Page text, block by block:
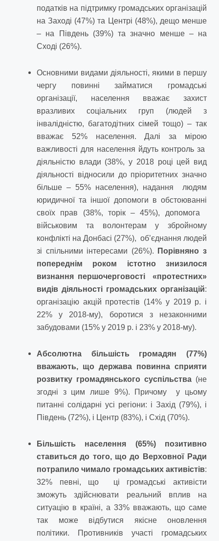
податків на підтримку громадських організацій
на Заході (47%) та Центрі (48%), дещо менше
– на Південь (39%) та значно менше – на
Сході (26%).
Основними видами діяльності, якими в першу
чергу повинні займатися громадські
організації, населення вважає захист
вразливих соцiальних груп (людей з
iнвалiдністю, багатодiтних сiмей тощо) – так
вважає 52% населення. Далі за мірою
важливості для населення йдуть контроль за
діяльністю влади (38%, у 2018 році цей вид
діяльності відносили до пріоритетних значно
більше – 55% населення), надання людям
юридичної та іншої допомоги в обстоюванні
своїх прав (38%, торік – 45%), допомога
військовим та волонтерам у збройному
конфлікті на Донбасі (27%), об’єднання людей
зі спільними інтересами (26%).
Порівняно з
попереднім роком істотно знизилося
визнання першочерговості «протестних»
видів діяльності громадських організацій:
організацію акцій протестів (14% у 2019 р. і
22% у 2018-му), боротися з незаконними
забудовами (15% у 2019 р. і 23% у 2018-му).
Абсолютна більшість громадян (77%)
вважають, що держава повинна сприяти
розвитку громадянського суспільства (не
згодні з цим лише 9%). Причому у цьому
питанні солідарні усі регіони: і Захід (79%), і
Південь (72%), і Центр (83%), і Схід (70%).
Більшість населення (65%) позитивно
ставиться до того, що до Верховної Ради
потрапило чимало громадських активістів:
32% певні, що ці громадські активісти
зможуть здійснювати реальний вплив на
ситуацію в країні, а 33% вважають, що саме
так може відбутися якісне оновлення
політики. Противників участі громадських